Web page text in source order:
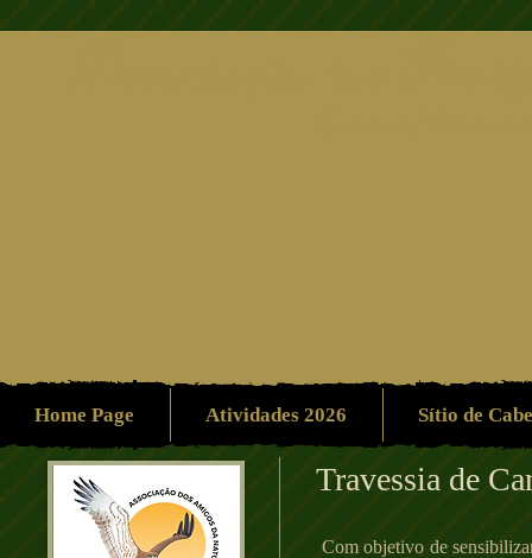
Home Page Atividades 2026 Sítio de
Travessia de
Com objetivo de